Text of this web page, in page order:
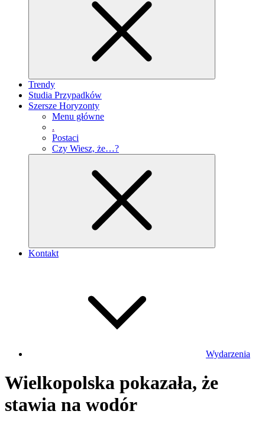
Trendy
Studia Przypadków
Szersze Horyzonty
Menu główne
.
Postaci
Czy Wiesz, że…?
Kontakt
Wydarzenia
Wielkopolska pokazała, że
stawia na wodór